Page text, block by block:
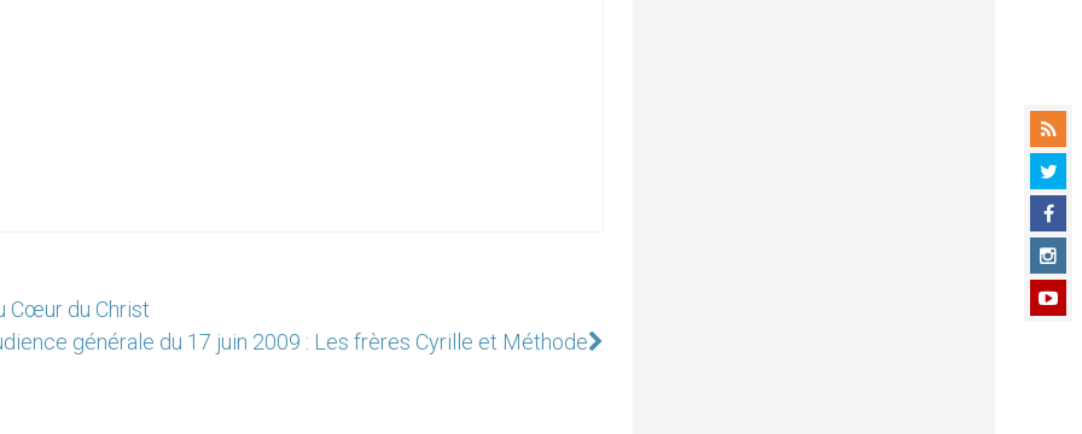
Cœur du Christ
générale du 17 juin 2009 : Les frères Cyrille et Méthode